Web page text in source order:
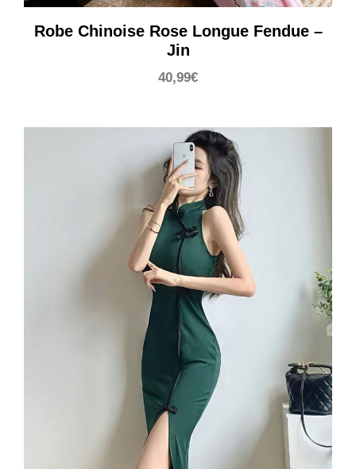
Robe Chinoise Rose Longue Fendue –
Jin
40,99€